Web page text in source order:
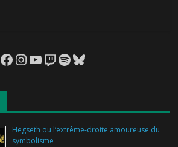
Facebook
Instagram
YouTube
Twitch
Spotify
Bluesky
Hegseth ou l’extrême-droite amoureuse du
symbolisme